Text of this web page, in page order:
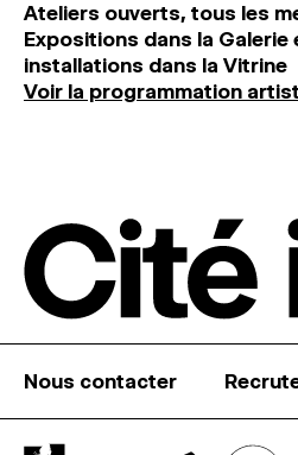
Ateliers ouverts, tous les
Expositions dans la Galerie
installations dans la Vitrine
Voir la programmation
Nous contacter